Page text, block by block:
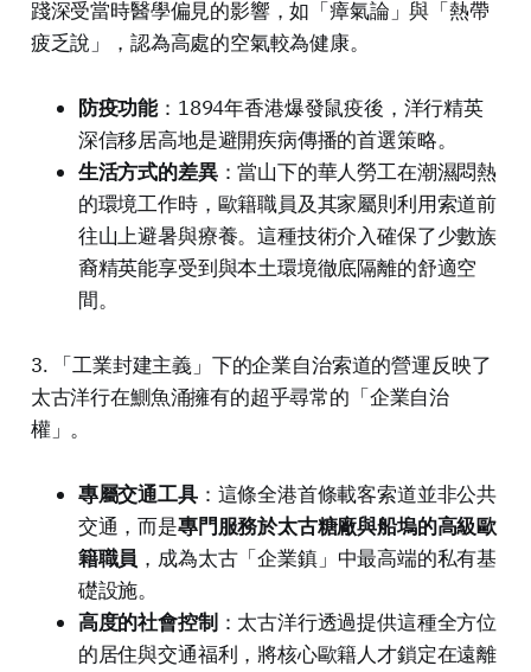
踐深受當時醫學偏見的影響，如「瘴氣論」與「熱帶
疲乏說」，認為高處的空氣較為健康。
防疫功能：1894年香港爆發鼠疫後，洋行精英
深信移居高地是避開疾病傳播的首選策略。
生活方式的差異：當山下的華人勞工在潮濕悶熱
的環境工作時，歐籍職員及其家屬則利用索道前
往山上避暑與療養。這種技術介入確保了少數族
裔精英能享受到與本土環境徹底隔離的舒適空
間。
3. 「工業封建主義」下的企業自治索道的營運反映了
太古洋行在鰂魚涌擁有的超乎尋常的「企業自治
權」。
專屬交通工具：這條全港首條載客索道並非公共
交通，而是專門服務於太古糖廠與船塢的高級歐
籍職員 ，成為太古「企業鎮」中最高端的私有基
礎設施。
高度的社會控制：太古洋行透過提供這種全方位
的居住與交通福利，將核心歐籍人才鎖定在遠離